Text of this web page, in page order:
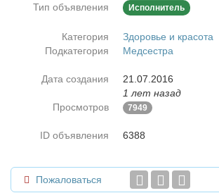
Тип объявления Исполнитель
Категория
Здоровье и красота
Подкатегория
Медсестра
Дата создания
21.07.2016
1 лет назад
Просмотров
7949
ID объявления 6388
Пожаловаться